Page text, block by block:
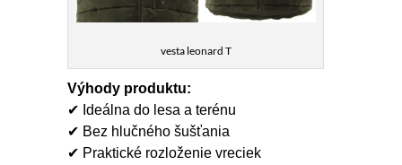
vesta leonard T
Výhody produktu:
✔ Ideálna do lesa a terénu
✔ Bez hlučného šušťania
✔ Praktické rozloženie vreciek